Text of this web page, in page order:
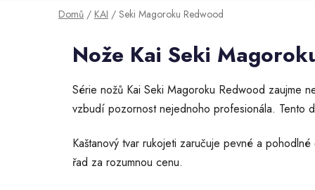
Články z kuchyně
Domů / KAI / Seki Magoroku Redwood
Nože Kai Seki
Série nožů Kai Seki Magoroku Redwood zaujme
vzbudí pozornost nejednoho profesionála. Tento
Kaštanový tvar rukojeti zaručuje pevné a
řad za rozumnou cenu.